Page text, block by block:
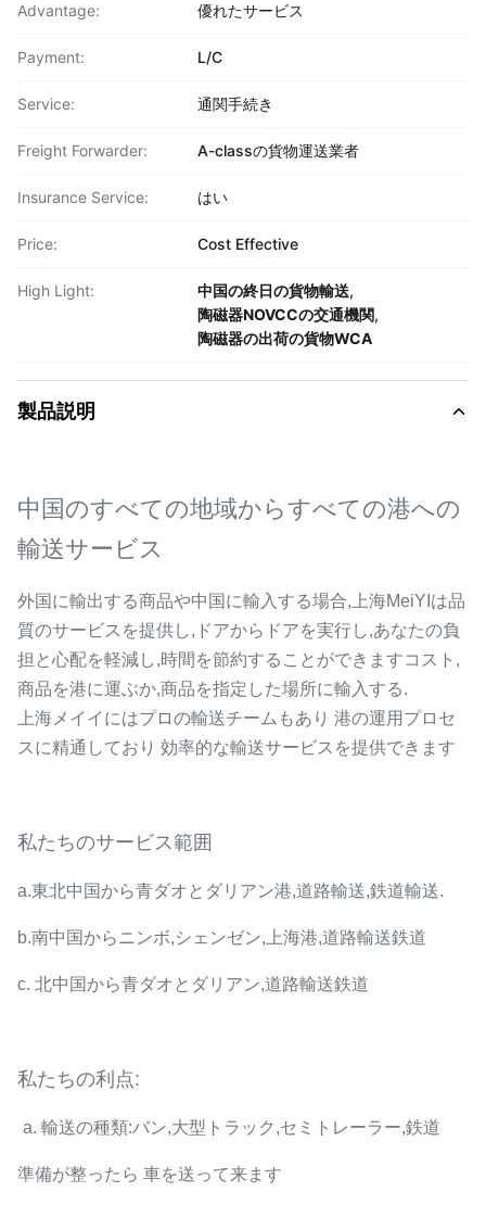
Advantage: 優れたサービス
Payment: L/C
Service: 通関手続き
Freight Forwarder: A-classの貨物運送業者
Insurance Service: はい
Price: Cost Effective
High Light: 中国の終日の貨物輸送,
陶磁器NOVCCの交通機関,
陶磁器の出荷の貨物WCA
製品説明
中国のすべての地域からすべての港への
輸送サービス
外国に輸出する商品や中国に輸入する場合,上海MeiYIは品
質のサービスを提供し,ドアからドアを実行し,あなたの負
担と心配を軽減し,時間を節約することができますコスト,
商品を港に運ぶか,商品を指定した場所に輸入する.
上海メイイにはプロの輸送チームもあり 港の運用プロセ
スに精通しており 効率的な輸送サービスを提供できます
私たちのサービス範囲
a.東北中国から青ダオとダリアン港,道路輸送,鉄道輸送.
b.南中国からニンボ,シェンゼン,上海港,道路輸送鉄道
c. 北中国から青ダオとダリアン,道路輸送鉄道
私たちの利点:
a. 輸送の種類:バン,大型トラック,セミトレーラー,鉄道
準備が整ったら 車を送って来ます